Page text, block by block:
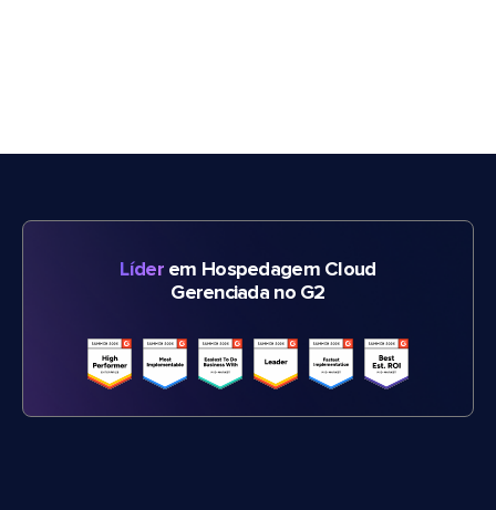
Líderem Hospedagem Cloud
Gerenciada no G2